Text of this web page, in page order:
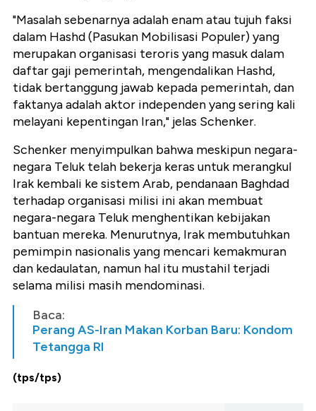
"Masalah sebenarnya adalah enam atau tujuh faksi
dalam Hashd (Pasukan Mobilisasi Populer) yang
merupakan organisasi teroris yang masuk dalam
daftar gaji pemerintah, mengendalikan Hashd,
tidak bertanggung jawab kepada pemerintah, dan
faktanya adalah aktor independen yang sering kali
melayani kepentingan Iran," jelas Schenker.
Schenker menyimpulkan bahwa meskipun negara-
negara Teluk telah bekerja keras untuk merangkul
Irak kembali ke sistem Arab, pendanaan Baghdad
terhadap organisasi milisi ini akan membuat
negara-negara Teluk menghentikan kebijakan
bantuan mereka. Menurutnya, Irak membutuhkan
pemimpin nasionalis yang mencari kemakmuran
dan kedaulatan, namun hal itu mustahil terjadi
selama milisi masih mendominasi.
Baca:
Perang AS-Iran Makan Korban Baru: Kondom
Tetangga RI
(tps/tps)